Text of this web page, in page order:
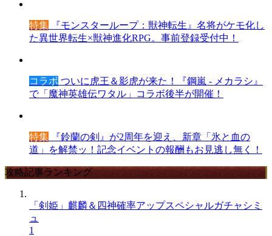
特集 『モンスターループ：獣神転生』名将がケモ化し
た異世界転生×獣神進化RPG。事前登録受付中！
コラボ ついに虎王＆影虎が来た！『鋼嵐 - メカラシ』
で「魔神英雄伝ワタル」コラボ後半が開催！
特集 『鈴蘭の剣』が2周年を迎え、新章「氷と血の
道」を解禁ッ！記念イベントの報酬もお見逃し無く！
攻略記事ランキング
「剣姫」麒麟＆四神確率アップスペシャルガチャシミ
ュ
1